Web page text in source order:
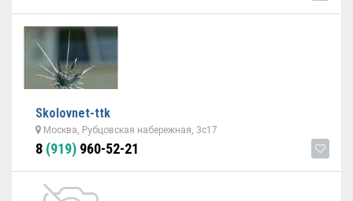
Skolovnet-ttk
Москва, Рубцовская набережная, 3с17
8 (919) 960-52-21